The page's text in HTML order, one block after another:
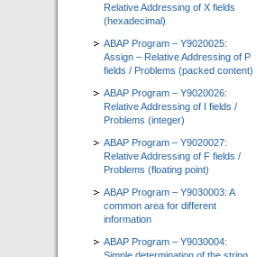
Relative Addressing of X fields
(hexadecimal)
ABAP Program – Y9020025:
Assign – Relative Addressing of P
fields / Problems (packed content)
ABAP Program – Y9020026:
Relative Addressing of I fields /
Problems (integer)
ABAP Program – Y9020027:
Relative Addressing of F fields /
Problems (floating point)
ABAP Program – Y9030003: A
common area for different
information
ABAP Program – Y9030004:
Simple determination of the string